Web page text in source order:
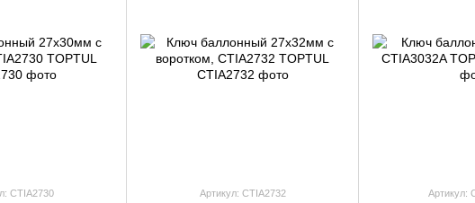
CTIA2730 Артикул: CTIA2732 Артикул: